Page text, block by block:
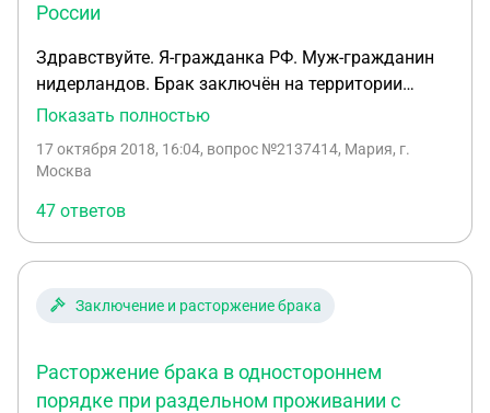
России
Здравствуйте. Я-гражданка РФ. Муж-гражданин
нидерландов. Брак заключён на территории
нидерландов. Ребёнок 3 года с гражданством РФ
ребёнка больше нет. В данный момент нахожусь с
хочу. Муж угрожал, что заберёт ребёнка и будет
делить чз суд, 50/50. Но как возможно
маленькому ребёнку так жить? Имущественных
претензий к мужу нет, ничего не нужно от него.
Совместного имущества нет. Препятствовать
чтобы у ребёнка был папа. Но боюсь ребёнка
оставлять с ним не в рф, чтобы не забрал. Каковы
Показать полностью
17 октября 2018, 16:04, вопрос №2137414, Мария, г.
Москва
47 ответов
Заключение и расторжение брака
Расторжение брака в одностороннем
порядке при раздельном проживании с